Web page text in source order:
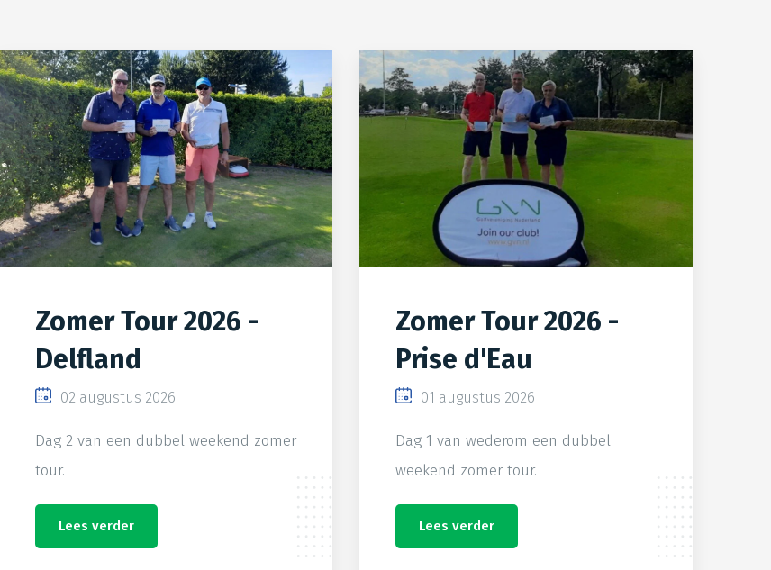
Zomer Tour 2026 -
Delfland
02 augustus 2026
Dag 2 van een dubbel weekend zomer
tour.
Lees verder
Zomer Tour 2026 -
Prise d'Eau
01 augustus 2026
Dag 1 van wederom een dubbel
weekend zomer tour.
Lees verder